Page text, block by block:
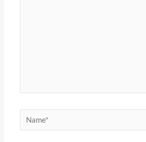
Name*